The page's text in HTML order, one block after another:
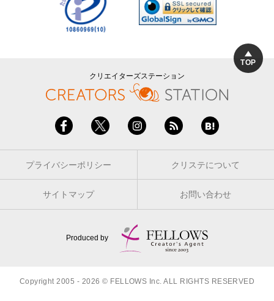
TOP
クリエイターズステーション
プライバシーポリシー クリステについて
サイトマップ お問い合わせ
Produced by
Copyright 2005 - 2026 © FELLOWS Inc. ALL RIGHTS RESERVED